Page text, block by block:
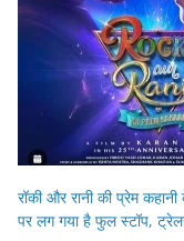
रॉकी और रानी की प्रेम
पर लग गया है फुल स्टॉप,